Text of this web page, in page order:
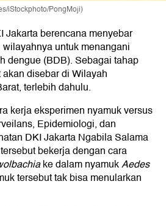
iStockphoto/PongMoji)
Jakarta berencana menyebar
untuk menangani
dengue (BDB). Sebagai tahap
disebar di Wilayah
terlebih dahulu.
kerja eksperimen nyamuk versus
Epidemiologi, dan
DKI Jakarta Ngabila Salama
bekerja dengan cara
ke dalam nyamukAedes
tersebut tak bisa menularkan